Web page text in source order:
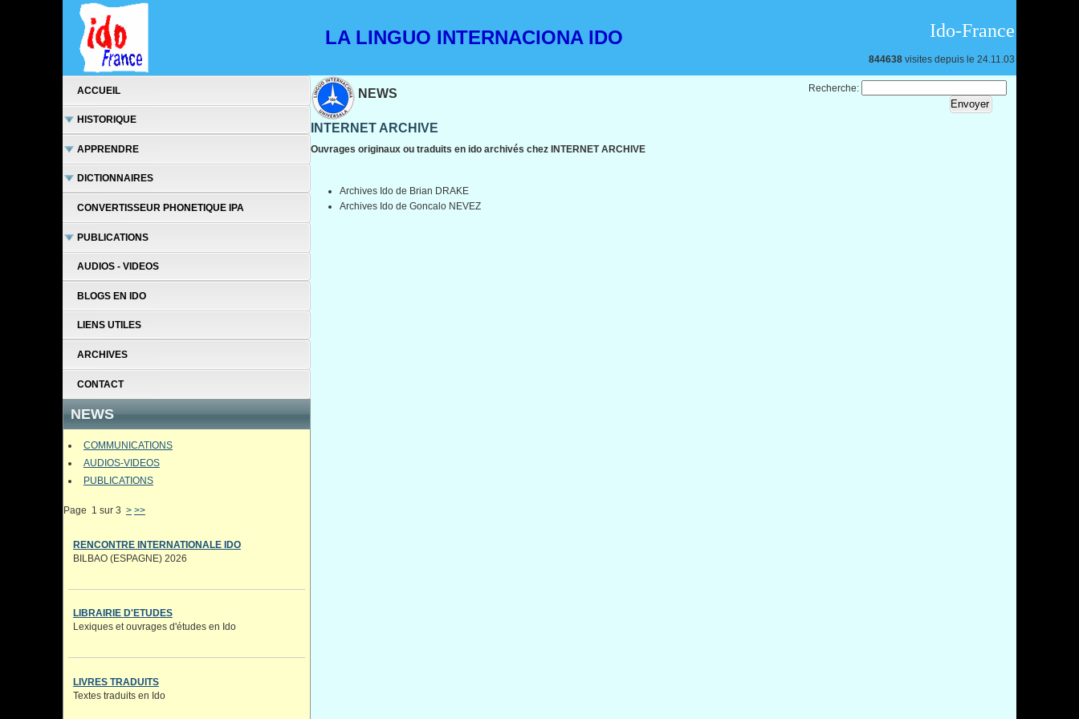
LA LINGUO INTERNACIONA IDO Ido-France
844638 visites depuis le 24.11.03
Recherche:
ACCUEIL
HISTORIQUE
APPRENDRE
DICTIONNAIRES
CONVERTISSEUR PHONETIQUE IPA
PUBLICATIONS
AUDIOS - VIDEOS
BLOGS EN IDO
LIENS UTILES
ARCHIVES
CONTACT
NEWS
COMMUNICATIONS
AUDIOS-VIDEOS
PUBLICATIONS
Page 1 sur 3 > >>
RENCONTRE INTERNATIONALE IDO
BILBAO (ESPAGNE) 2026
LIBRAIRIE D'ETUDES
Lexiques et ouvrages d'études en Ido
LIVRES TRADUITS
Textes traduits en Ido
NEWS
INTERNET ARCHIVE
Ouvrages originaux ou traduits en ido archivés chez INTERNET ARCHIVE
Archives Ido de Brian DRAKE
Archives Ido de Goncalo NEVEZ